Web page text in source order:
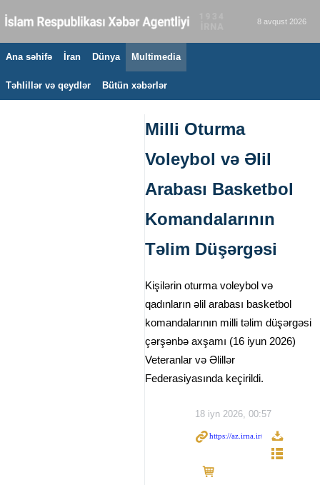
8 avqust 2026
Ana səhifə İran Dünya Multimedia
Təhlillər və qeydlər Bütün xəbərlər
Milli Oturma
Voleybol və Əlil
Arabası Basketbol
Komandalarının
Təlim Düşərgəsi
Kişilərin oturma voleybol və
qadınların əlil arabası basketbol
komandalarının milli təlim düşərgəsi
çərşənbə axşamı (16 iyun 2026)
Veteranlar və Əlillər
Federasiyasında keçirildi.
18 iyn 2026, 00:57